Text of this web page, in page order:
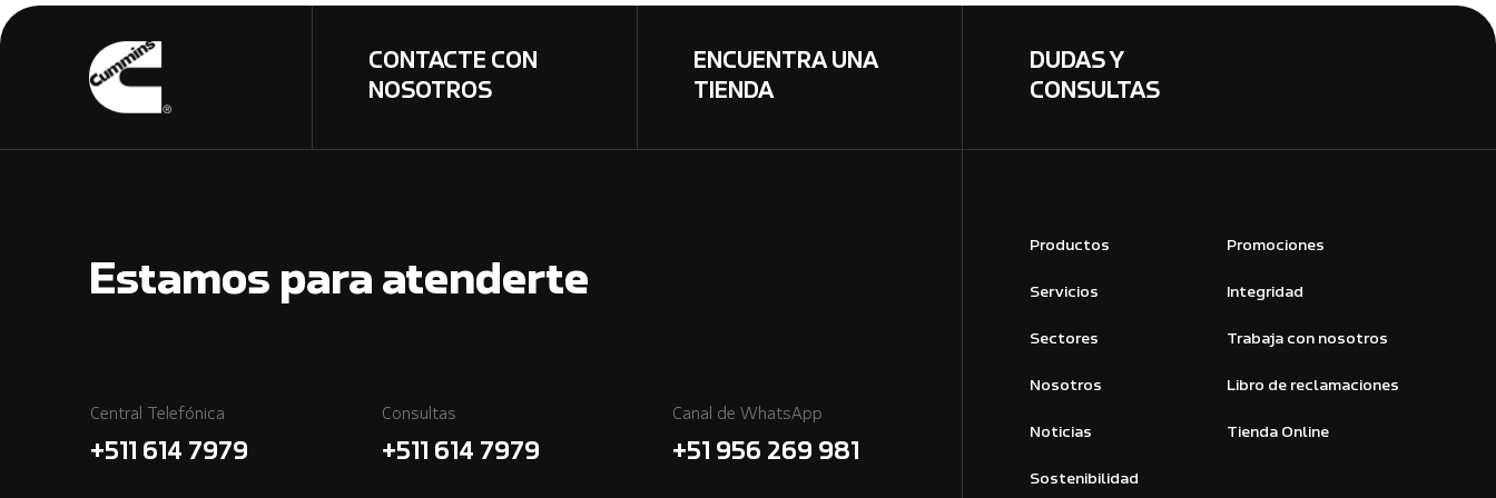
CONTACTE CON
NOSOTROS
ENCUENTRA UNA
TIENDA
DUDAS Y
CONSULTAS
Estamos para atenderte
Central Telefónica
+511 614 7979
Consultas
+511 614 7979
Canal de WhatsApp
+51 956 269 981
Productos
Servicios
Sectores
Nosotros
Noticias
Sostenibilidad
Promociones
Integridad
Trabaja con nosotros
Libro de reclamaciones
Tienda Online